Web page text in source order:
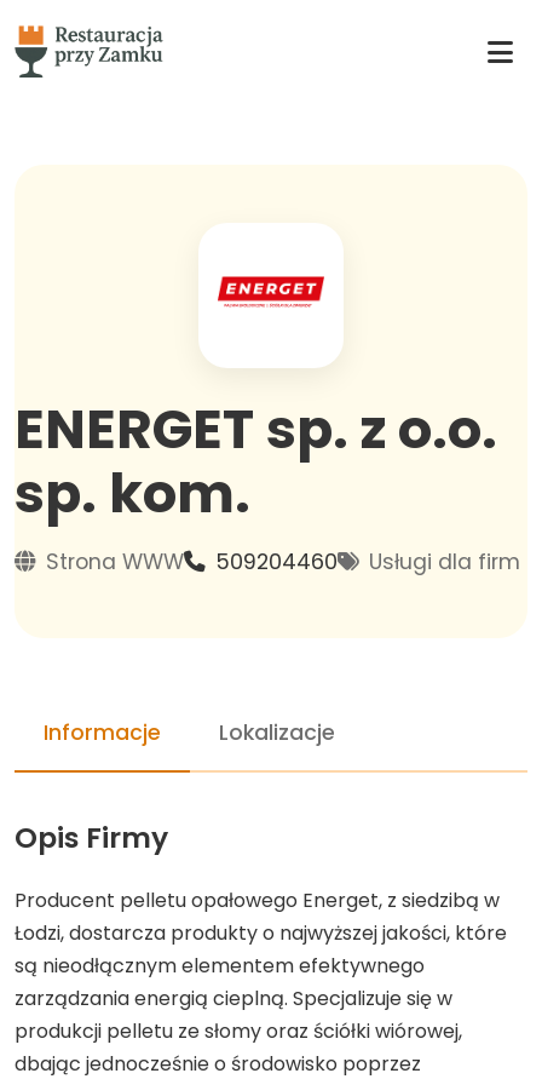
ENERGET sp. z o.o.
sp. kom.
Strona WWW 509204460 Usługi dla firm
Informacje Lokalizacje
Opis Firmy
Producent pelletu opałowego Energet, z siedzibą w
Łodzi, dostarcza produkty o najwyższej jakości, które
są nieodłącznym elementem efektywnego
zarządzania energią cieplną. Specjalizuje się w
produkcji pelletu ze słomy oraz ściółki wiórowej,
dbając jednocześnie o środowisko poprzez